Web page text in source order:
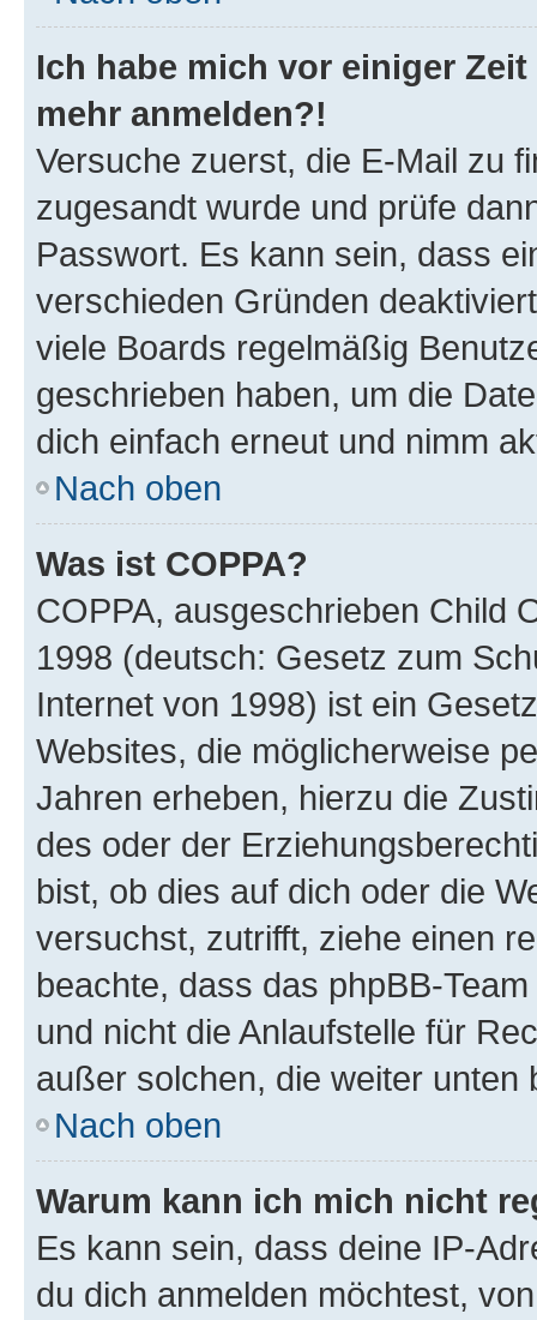
Ich habe mich vor einiger
mehr anmelden?!
Versuche zuerst, die E-Mail zu
zugesandt wurde und prüfe
Passwort. Es kann sein, dass
verschieden Gründen
viele Boards regelmäßig
geschrieben haben, um die
dich einfach erneut und nimm
Nach oben
Was ist COPPA?
COPPA, ausgeschrieben Child
1998 (deutsch: Gesetz zum
Internet von 1998) ist ein
Websites, die möglicherweise
Jahren erheben, hierzu die
des oder der
bist, ob dies auf dich oder die
versuchst, zutrifft, ziehe einen
beachte, dass das phpBB-
und nicht die Anlaufstelle für
außer solchen, die weiter unten
Nach oben
Warum kann ich mich nicht
Es kann sein, dass deine IP-
du dich anmelden möchtest,